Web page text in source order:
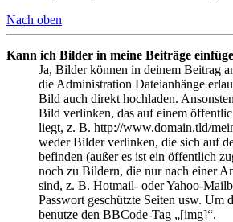
Nach oben
Kann ich Bilder in meine Beiträge
Ja, Bilder können in deinem Beitrag
die Administration Dateianhänge
Bild auch direkt hochladen.
Bild verlinken, das auf einem
liegt, z. B. http://www.domain.tld/
weder Bilder verlinken, die sich auf
befinden (außer es ist ein öffentlich
noch zu Bildern, die nur nach einer
sind, z. B. Hotmail- oder Yahoo-
Passwort geschützte Seiten usw. Um
benutze den BBCode-Tag „[img]“.